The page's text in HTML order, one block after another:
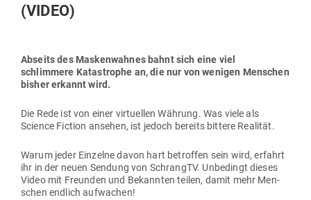
(VIDEO)
Abseits des Mas­ken­wahnes bahnt sich eine viel
schlimmere Kata­strophe an, die nur von wenigen Men­schen
bisher erkannt wird.
Die Rede ist von einer vir­tu­ellen Währung. Was viele als
Science Fiction ansehen, ist jedoch bereits bittere Realität.
Warum jeder Ein­zelne davon hart betroffen sein wird, erfahrt
ihr in der neuen Sendung von SchrangTV. Unbe­dingt dieses
Video mit Freunden und Bekannten teilen, damit mehr Men­
schen endlich aufwachen!